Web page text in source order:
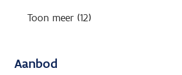
Toon meer (12)
Aanbod